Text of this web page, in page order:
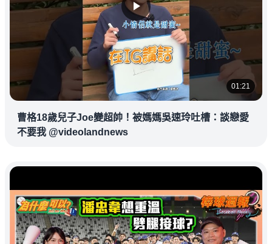
01:21
曹格18歲兒子Joe變超帥！被媽媽吳速玲吐槽：談戀愛
不要我 @videolandnews